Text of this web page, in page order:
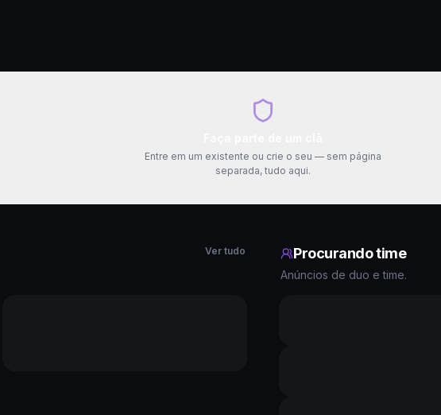
Entre em um existente ou crie o seu — sem página
separada, tudo aqui.
Ver tudo Procurando time
Anúncios de duo e time.